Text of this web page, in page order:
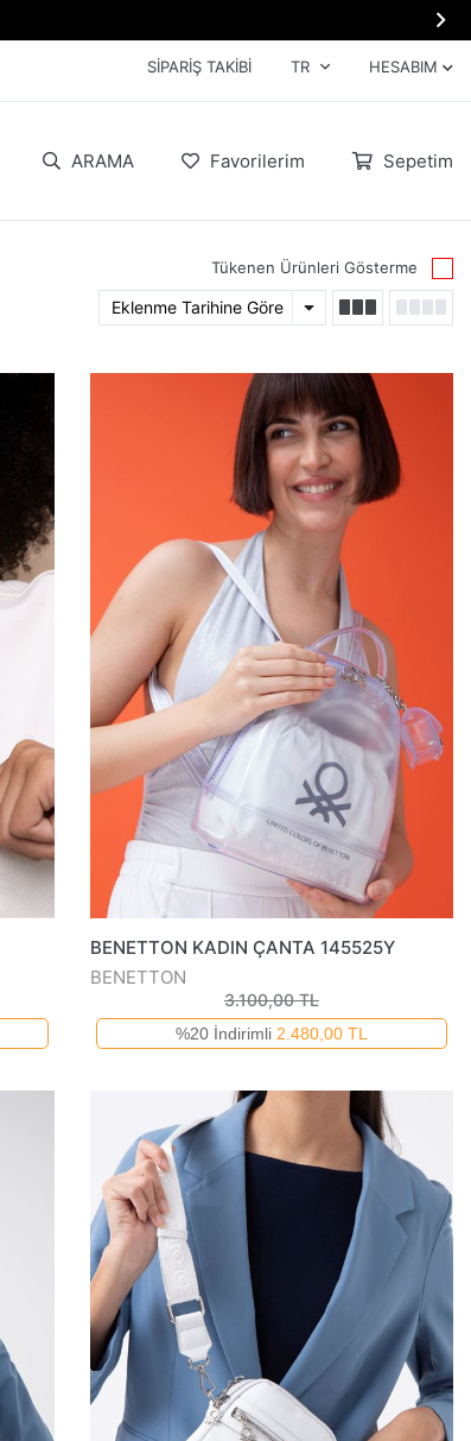

SIPARIŞ TAKIBI TR HESABIM
ARAMA Favorilerim Sepetim
Tükenen Ürünleri Gösterme
BENETTON KADIN ÇANTA 145525Y
BENETTON
3.100,00 TL
%20 İndirimli 2.480,00 TL